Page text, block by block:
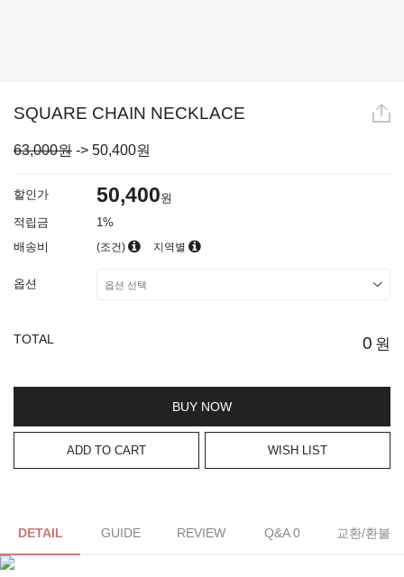
SQUARE CHAIN NECKLACE
63,000원 -> 50,400원
할인가 50,400원
적립금
1%
배송비
(조건) 지역별
옵션
TOTAL 0 원
BUY NOW
ADD TO CART WISH LIST
DETAIL GUIDE REVIEW Q&A 0 교환/환불